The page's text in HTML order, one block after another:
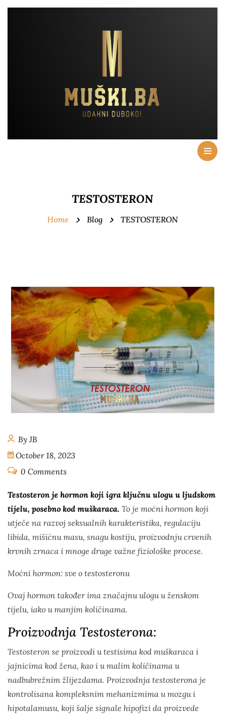
TESTOSTERON
Home Blog TESTOSTERON
By JB
October 18, 2023
0 Comments
Testosteron je hormon koji igra ključnu ulogu u ljudskom
tijelu, posebno kod muškaraca. To je moćni hormon koji
utječe na razvoj seksualnih karakteristika, regulaciju
libida, mišićnu masu, snagu kostiju, proizvodnju crvenih
krvnih zrnaca i mnoge druge važne fiziološke procese.
Moćni hormon: sve o testosteronu
Ovaj hormon također ima značajnu ulogu u ženskom
tijelu, iako u manjim količinama.
Proizvodnja Testosterona:
Testosteron se proizvodi u testisima kod muškaraca i
jajnicima kod žena, kao i u malim količinama u
nadbubrežnim žlijezdama. Proizvodnja testosterona je
kontrolisana kompleksnim mehanizmima u mozgu i
hipotalamusu, koji šalje signale hipofizi da proizvede